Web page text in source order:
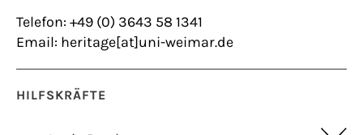
Telefon: +49 (0) 3643 58 1341
Email: heritage[at]uni-weimar.de
HILFSKRÄFTE